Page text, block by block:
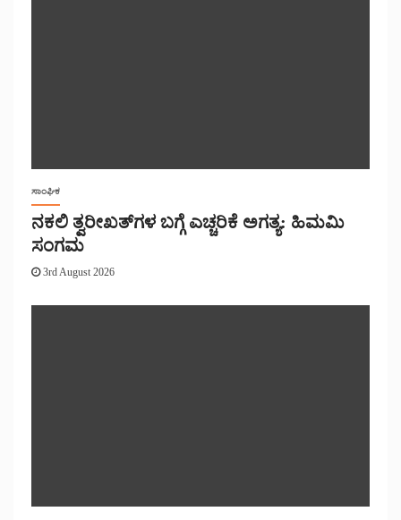
ಸಾಂಘಿಕ
ನಕಲಿ ತ್ವರೀಖತ್‌ಗಳ ಬಗ್ಗೆ ಎಚ್ಚರಿಕೆ ಅಗತ್ಯ: ಹಿಮಮಿ
ಸಂಗಮ
3rd August 2026